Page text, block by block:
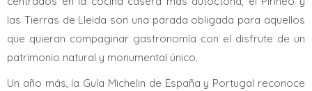
las Tierras de Lleida son una parada obligada para aquellos
que quieran compaginar gastronomía con el disfrute de un
patrimonio natural y monumental único.
Un año más, la Guía Michelin de España y Portugal reconoce